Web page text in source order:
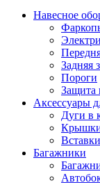
Навесное
Задняя
Пороги
Защита
Дуги в
Крышки
Багажники